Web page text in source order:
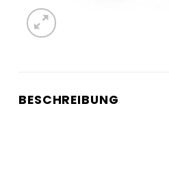
BESCHREIBUNG